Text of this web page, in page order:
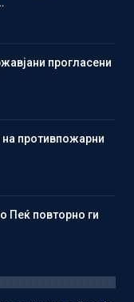
прогласени
противпожарни
Пеќ повторно ги